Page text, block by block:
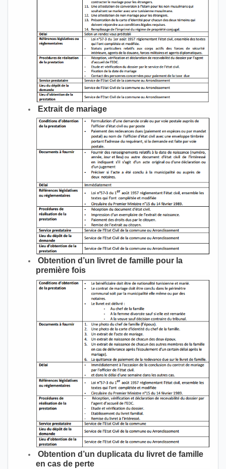
Extrait de mariage
Obtention d’un livret de famille pour la
première fois
Obtention d’un duplicata du livret de famille
en cas de perte